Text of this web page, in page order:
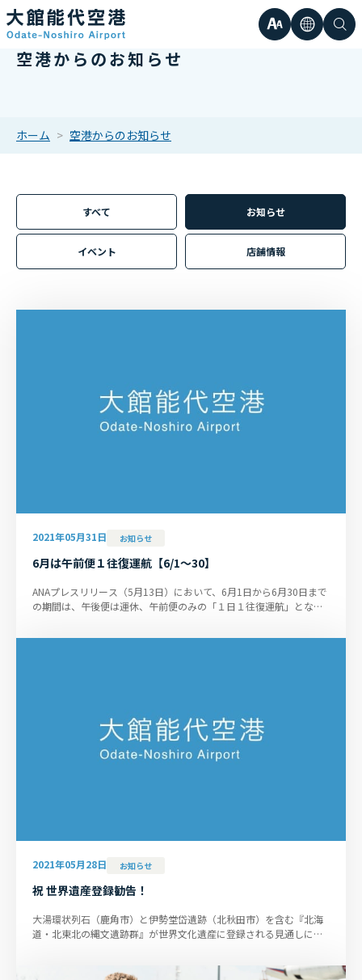
文
イ
ズ
言検
空港からのお知らせ
ホーム 空港からのお知らせ
すべて お知らせ
イベント 店舗情報
2021年05月31日 お知らせ
6月は午前便１往復運航【6/1～30】
ANAプレスリリース（5月13日）において、6月1日から6月30日まで
の期間は、午後便は運休、午前便のみの「１日１往復運航」となる
2021年05月28日 お知らせ
祝 世界遺産登録勧告！
大湯環状列石（鹿角市）と伊勢堂岱遺跡（北秋田市）を含む『北海
道・北東北の縄文遺跡群』が世界文化遺産に登録される見通しにな